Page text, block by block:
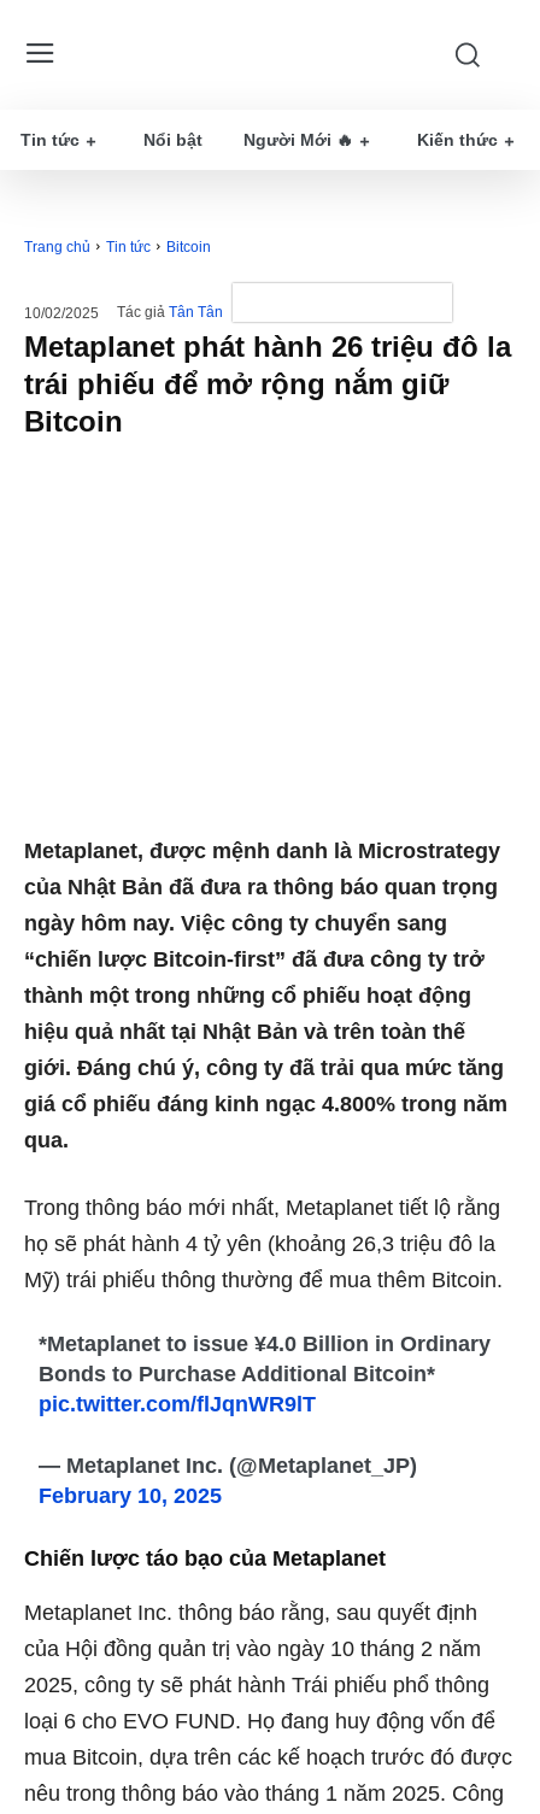
Tin tức Nổi bật Người Mới 🔥 Kiến thức
Trang chủ Tin tức Bitcoin
10/02/2025 Tác giả Tân Tân
Metaplanet phát hành 26 triệu đô la
trái phiếu để mở rộng nắm giữ
Bitcoin
Metaplanet, được mệnh danh là Microstrategy
của Nhật Bản đã đưa ra thông báo quan trọng
ngày hôm nay. Việc công ty chuyển sang
“chiến lược Bitcoin-first” đã đưa công ty trở
thành một trong những cổ phiếu hoạt động
hiệu quả nhất tại Nhật Bản và trên toàn thế
giới. Đáng chú ý, công ty đã trải qua mức tăng
giá cổ phiếu đáng kinh ngạc 4.800% trong năm
qua.
Trong thông báo mới nhất, Metaplanet tiết lộ rằng
họ sẽ phát hành 4 tỷ yên (khoảng 26,3 triệu đô la
Mỹ) trái phiếu thông thường để mua thêm Bitcoin.
*Metaplanet to issue ¥4.0 Billion in Ordinary
Bonds to Purchase Additional Bitcoin*
pic.twitter.com/flJqnWR9lT
— Metaplanet Inc. (@Metaplanet_JP)
February 10, 2025
Chiến lược táo bạo của Metaplanet
Metaplanet Inc. thông báo rằng, sau quyết định
của Hội đồng quản trị vào ngày 10 tháng 2 năm
2025, công ty sẽ phát hành Trái phiếu phổ thông
loại 6 cho EVO FUND. Họ đang huy động vốn để
mua Bitcoin, dựa trên các kế hoạch trước đó được
nêu trong thông báo vào tháng 1 năm 2025. Công